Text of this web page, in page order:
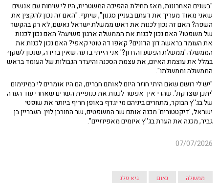
"בשנים האחרונות, מאז תחילת ההפיכה המשטרית, היו לי שיחות עם אנשים
שאני מאוד מעריך את דעתם בעניין סגנון", שיתף. "האם זה נכון להקצין את
השפה? האם זה נכון לכנות את ראש ממשלת ישראל נאשם, לא רק בהקשר
של משפטו? האם נכון לכנות את הממשלה ארגון פשיעה? האם נכון לכנות
את העומד בראשה דון הדונים? קאפו דה טוטי קאפי? האם נכון לכנות את
הממשלה 'ממשלת הפשע והזדון?' אני הייתי בדעה שאין ברירה, שנכון לשקף
במלל את עוצמת האיום, את עצמת הסכנה והיעדר הגבולות של העומד בראש
הממשלה וממשלתו".
"יש לי רושם שאם היתי חוזר היום לאותם חברים, הם היו אומרים לי במינימום
'יתכן שצדקת'. שהרי איך אפשר לכנות את כנופיית השרים שאחרי עוד הערה
של בג''ץ הבוקר, מתחרים ביניהם מי יגדף באופן חריף ביותר את שופטי
ישראל, 'דיקטטורים' מכנה אותם שר המשפטים, שר החורבן לוין. העבריין בן
גביר, מכנה את הערת בג''ץ איומים מאפיוזיים".
07/07/2026
ממשלה נאום גיא פלג